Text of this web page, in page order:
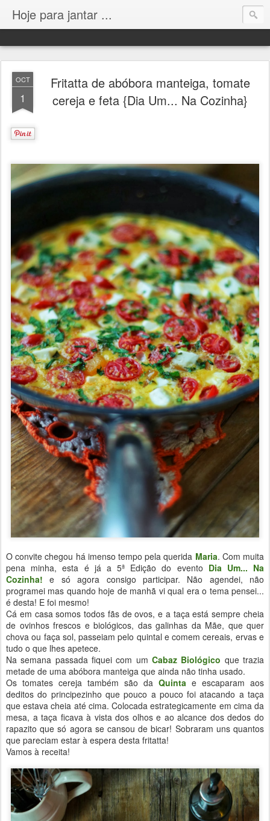
Hoje para jantar ...
OCT
1
Fritatta de abóbora manteiga, tomate
cereja e feta {Dia Um... Na Cozinha}
O convite chegou há imenso tempo pela querida Maria. Com muita
pena minha, esta é já a 5ª Edição do evento Dia Um... Na
Cozinha! e só agora consigo participar. Não agendei, não
programei mas quando hoje de manhã vi qual era o tema pensei...
é desta! E foi mesmo!
Cá em casa somos todos fãs de ovos, e a taça está sempre cheia
de ovinhos frescos e biológicos, das galinhas da Mãe, que quer
chova ou faça sol, passeiam pelo quintal e comem cereais, ervas e
tudo o que lhes apetece.
Na semana passada fiquei com um Cabaz Biológico que trazia
metade de uma abóbora manteiga que ainda não tinha usado.
Os tomates cereja também são da Quinta e escaparam aos
deditos do principezinho que pouco a pouco foi atacando a taça
que estava cheia até cima. Colocada estrategicamente em cima da
mesa, a taça ficava à vista dos olhos e ao alcance dos dedos do
rapazito que só agora se cansou de bicar! Sobraram uns quantos
que pareciam estar à espera desta fritatta!
Vamos à receita!